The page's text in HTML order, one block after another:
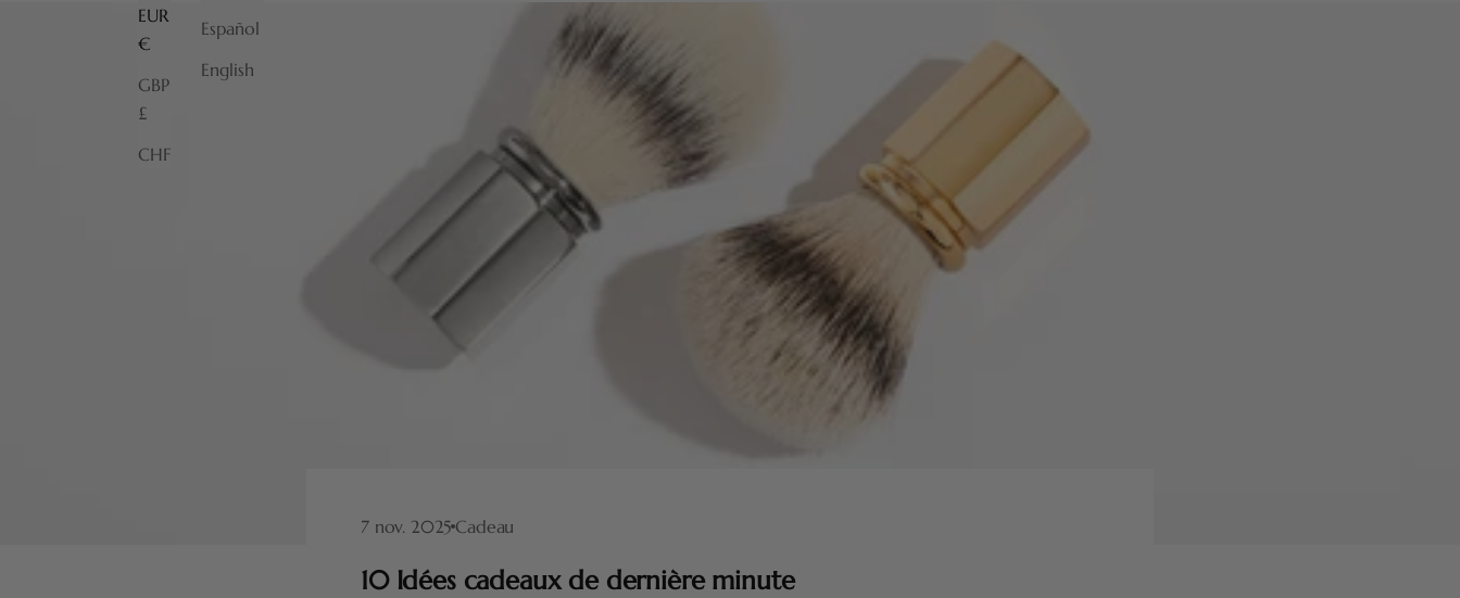
EUR
€
GBP
£
CHF
Español
English
7 nov. 2025 Cadeau
10 Idées cadeaux de dernière minute